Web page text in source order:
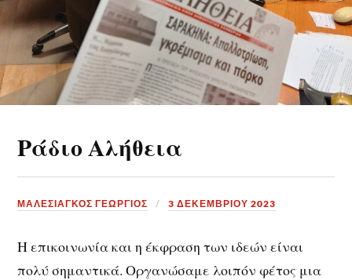
Ράδιο Αλήθεια
ΜΑΛΕΣΙΑΓΚΟΣ ΓΕΩΡΓΙΟΣ 3 ΔΕΚΕΜΒΡΊΟΥ 2023
Η επικοινωνία και η έκφραση των ιδεών είναι
πολύ σημαντικά. Οργανώσαμε λοιπόν φέτος μια